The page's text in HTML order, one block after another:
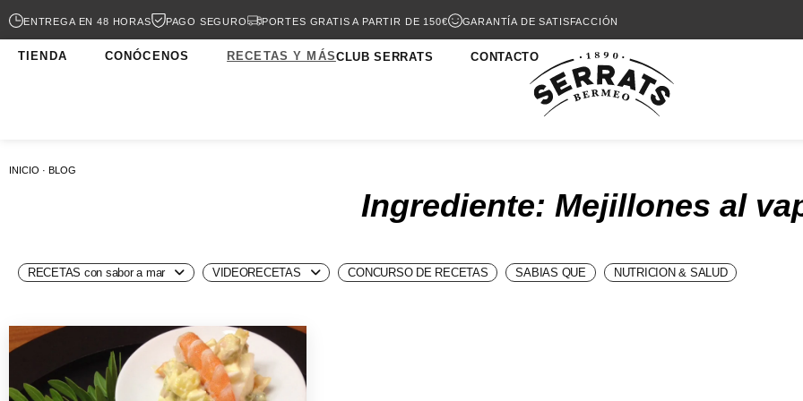
ENTREGA EN 48 HORAS PAGO SEGURO PORTES GRATIS A PARTIR DE 150€ GARANTÍA DE SATISFACCIÓN
TIENDA CONÓCENOS RECETAS Y MÁSCLUB SERRATS CONTACTO
INICIO · BLOG
Ingrediente: Mejillones al
RECETAS con sabor a mar VIDEORECETAS CONCURSO DE RECETAS SABIAS QUE NUTRICION & SALUD